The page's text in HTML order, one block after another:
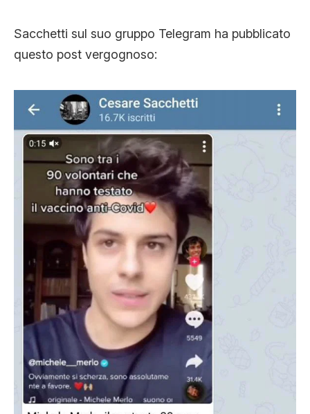
Sacchetti sul suo gruppo Telegram ha pubblicato
questo post vergognoso: